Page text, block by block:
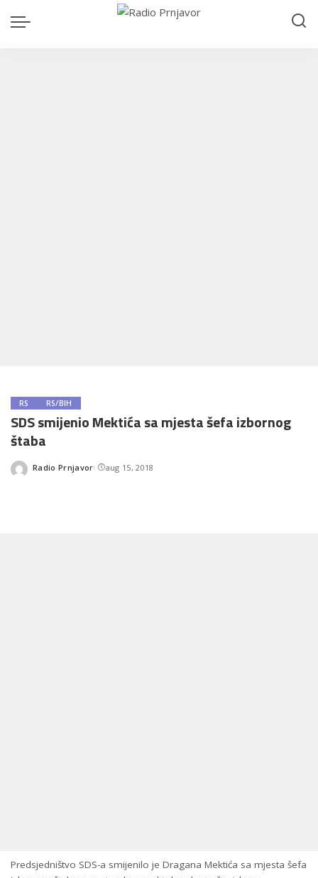
RS RS/BIH
SDS smijenio Mektića sa mjesta šefa izbornog
štaba
Posted
Radio Prnjavor aug 15, 2018
Predsjedništvo SDS-a smijenilo je Dragana Mektića sa mjesta šefa